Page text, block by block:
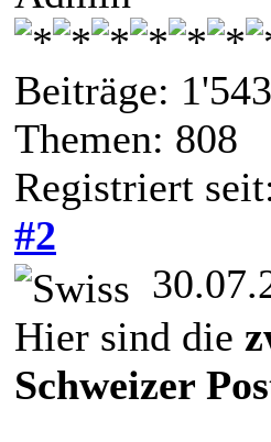
Beiträge: 1'543
Themen: 808
Registriert
#2
Hier sind die
Schweizer